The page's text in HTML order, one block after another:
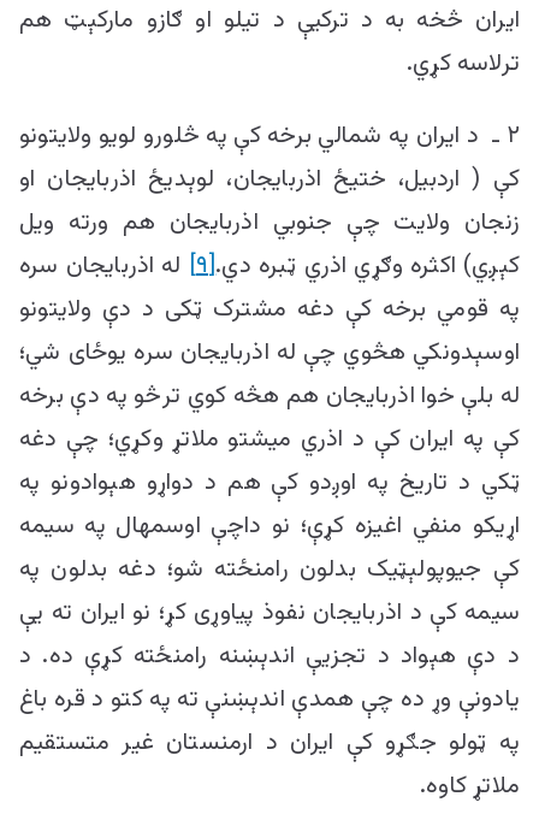
ایران څخه به د ترکیې د تیلو او ګازو مارکېټ هم
ترلاسه کړي.
۲ ـ د ایران په شمالي برخه کې په څلورو لویو ولایتونو
کې ( اردبیل، ختیځ اذربایجان، لوېدیځ اذربایجان او
زنجان ولایت چې جنوبي اذربایجان هم ورته ویل
کېږي) اکثره وګړي اذري ټبره دي.[۹]
له اذربایجان سره
په قومي برخه کې دغه مشترک ټکی د دې ولایتونو
اوسېدونکي هڅوي چې له اذربایجان سره یوځای شي؛
له بلې خوا اذربایجان هم هڅه کوي ترڅو په دې برخه
کې په ایران کې د اذري میشتو ملاتړ وکړي؛ چې دغه
ټکي د تاریخ په اوږدو کې هم د دواړو هېوادونو په
اړیکو منفي اغیزه کړې؛ نو داچې اوسمهال په سیمه
کې جیوپولېټیک بدلون رامنځته شو؛ دغه بدلون په
سیمه کې د اذربایجان نفوذ پیاوړی کړ؛ نو ایران ته یې
د دې هېواد د تجزیې اندېښنه رامنځته کړې ده. د
یادونې وړ ده چې همدې اندېښنې ته په کتو د قره باغ
په ټولو جګړو کې ایران د ارمنستان غیر متستقیم
ملاتړ کاوه.